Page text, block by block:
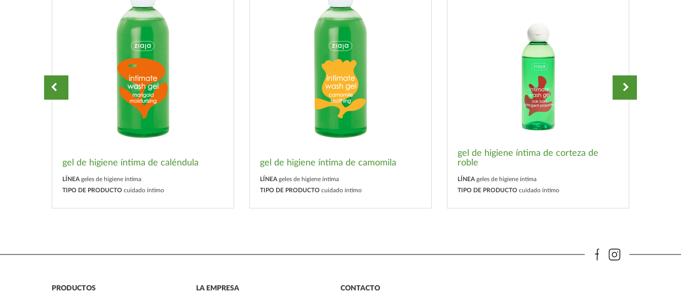
gel de higiene íntima de caléndula
LÍNEA geles de higiene íntima
TIPO DE PRODUCTO cuidado íntimo
gel de higiene íntima de camomila
LÍNEA geles de higiene íntima
TIPO DE PRODUCTO cuidado íntimo
gel de higiene íntima de corteza de
roble
LÍNEA geles de higiene íntima
TIPO DE PRODUCTO cuidado íntimo
PRODUCTOS LA EMPRESA CONTACTO